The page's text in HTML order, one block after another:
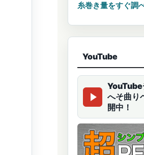
糸巻き量をすぐ調
YouTube
YouTube
へそ曲り
開中！